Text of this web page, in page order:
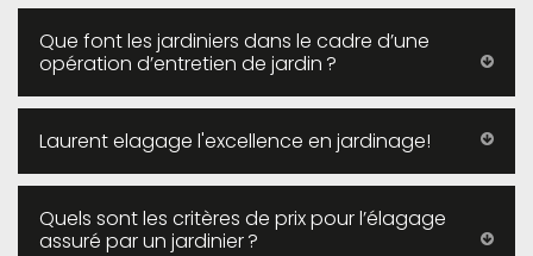
Que font les jardiniers dans le cadre d’une
opération d’entretien de jardin ?
Laurent elagage l'excellence en jardinage!
Quels sont les critères de prix pour l’élagage
assuré par un jardinier ?